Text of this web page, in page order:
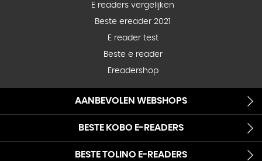
E readers vergelijken
Beste ereader 2021
E reader test
Beste e reader
Ereadershop
AANBEVOLEN WEBSHOPS
BESTE KOBO E-READERS
BESTE TOLINO E-READERS